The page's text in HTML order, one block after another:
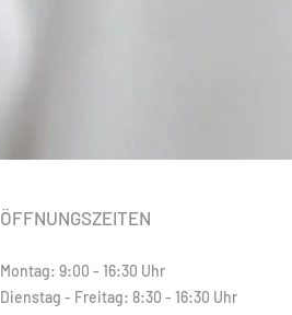
ÖFFNUNGSZEITEN
Montag: 9:00 - 16:30 Uhr
Dienstag - Freitag: 8:30 - 16:30 Uhr